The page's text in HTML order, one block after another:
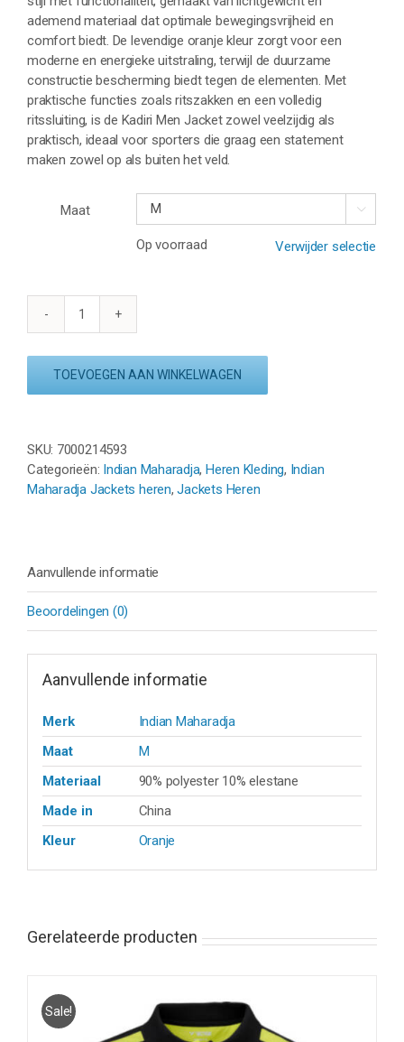
ademend materiaal dat optimale bewegingsvrijheid en
comfort biedt. De levendige oranje kleur zorgt voor een
moderne en energieke uitstraling, terwijl de duurzame
constructie bescherming biedt tegen de elementen. Met
praktische functies zoals ritszakken en een volledig
ritssluiting, is de Kadiri Men Jacket zowel veelzijdig als
praktisch, ideaal voor sporters die graag een statement
maken zowel op als buiten het veld.
Maat 
Op voorraad Verwijder selectie
INDIAN
MEN
ORANJE
aantal
TOEVOEGEN AAN WINKELWAGEN
SKU: 7000214593
Categorieën: Indian Maharadja,Heren Kleding, Indian
Maharadja Jackets heren,Jackets Heren
Aanvullende informatie
Beoordelingen (0)
Aanvullende informatie
Merk
Indian Maharadja
Maat
M
Materiaal
90% polyester 10% elestane
Made in
China
Kleur
Oranje
Gerelateerde producten
Sale!